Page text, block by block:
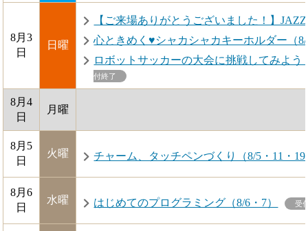
8月3
日
日曜
【ご来場ありがとうございました！】
心ときめく♥シャカシャカキーホルダー（8/
ロボットサッカーの大会に挑戦してみよう
付終了
8月4
日
月曜
8月5
日
火曜 チャーム、タッチペンづくり（8/5・11・19
8月6
日
水曜 はじめてのプログラミング（8/6・7） 受